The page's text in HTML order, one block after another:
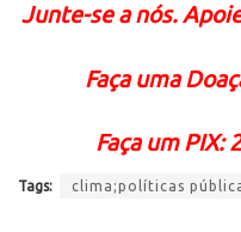
Junte-se a nós.
Faça uma
Faça um PIX:
Tags: clima;políticas